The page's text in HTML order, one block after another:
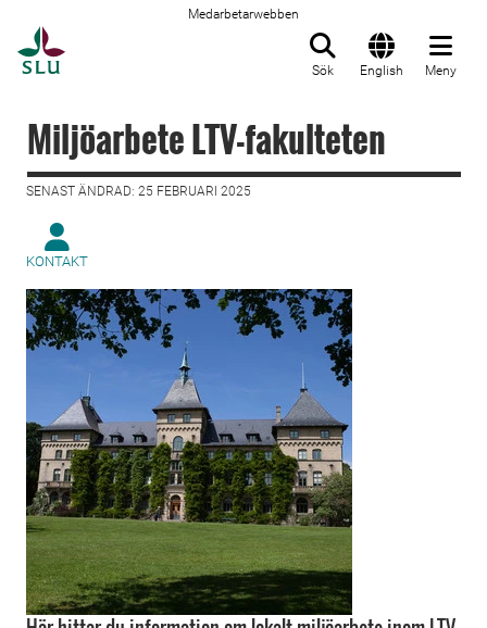
Medarbetarwebben
Sök English Meny
Miljöarbete LTV-fakulteten
SENAST ÄNDRAD: 25 FEBRUARI 2025
KONTAKT